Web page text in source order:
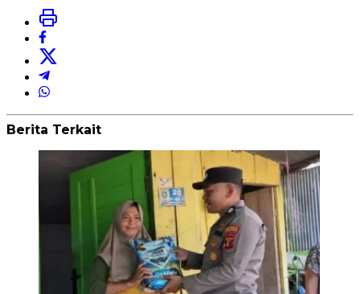
Berita Terkait